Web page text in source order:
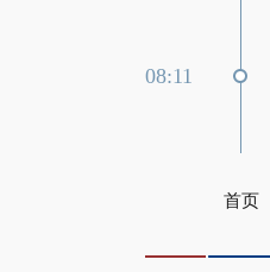
08:11
首页